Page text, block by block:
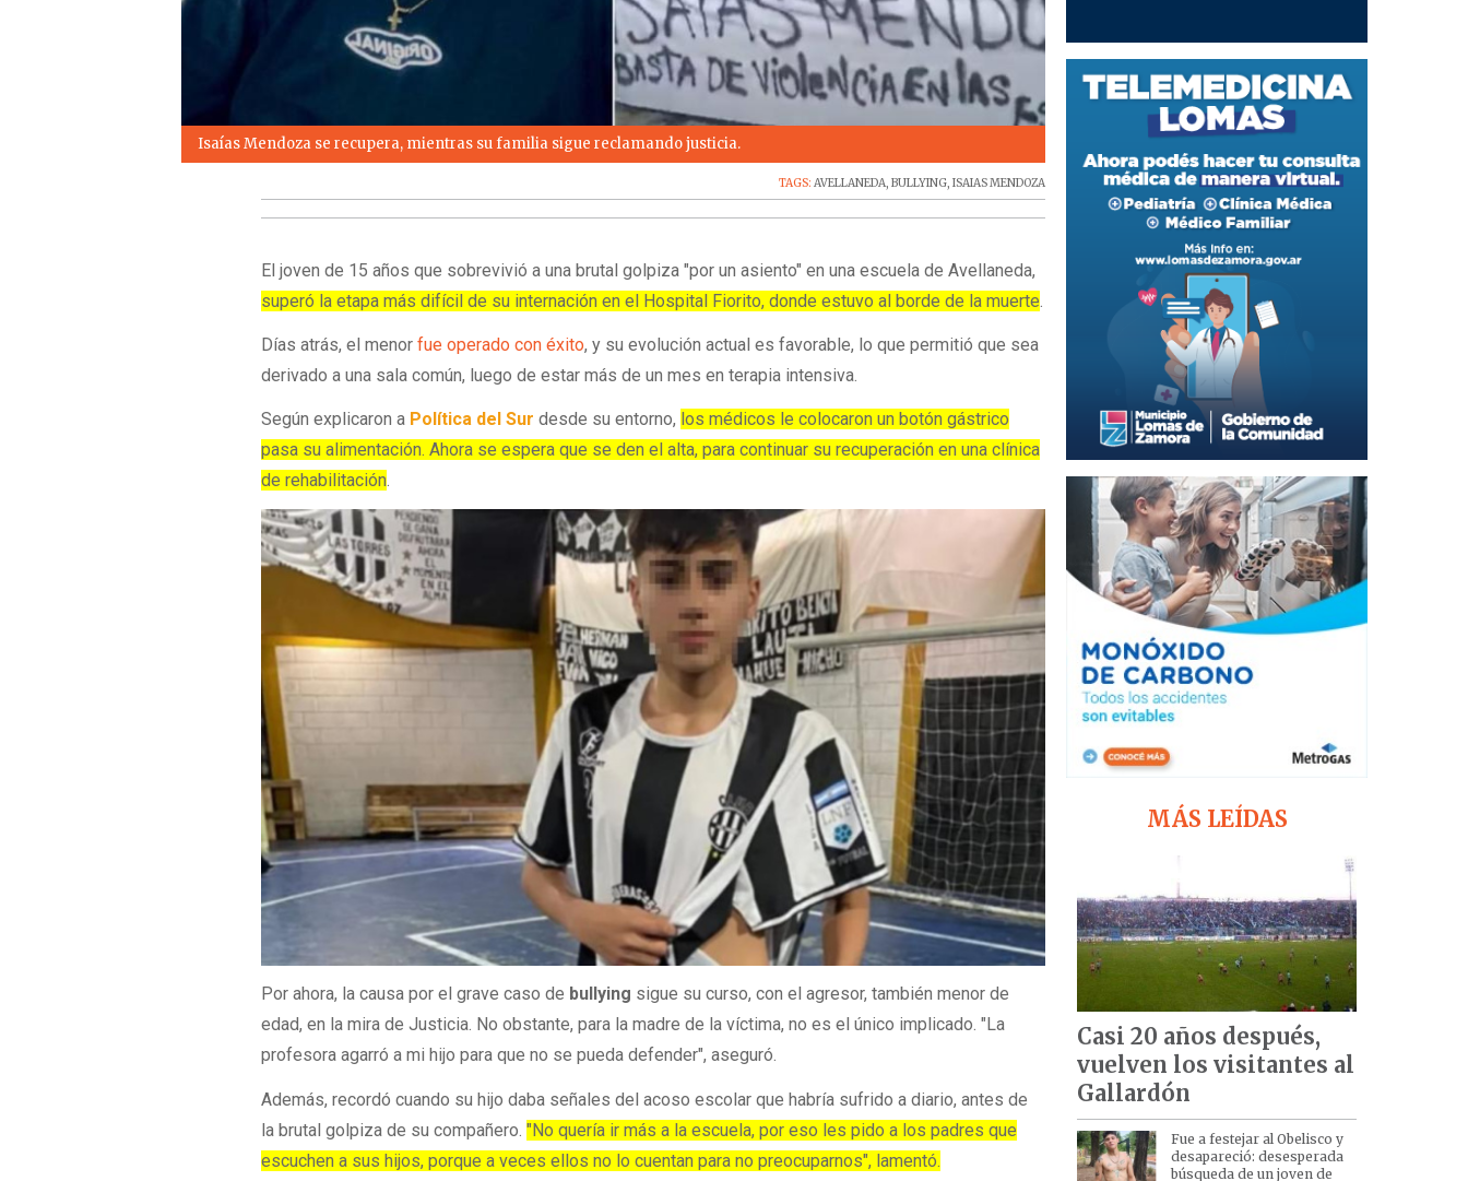
Isaías Mendoza se recupera, mientras su familia sigue reclamando justicia. Isaías Mendoza se recupera, mientras su familia sigue
TAGS:AVELLANEDA,BULLYING,ISAIAS MENDOZA
El joven de 15 años que sobrevivió a una brutal golpiza "por un asiento" en una escuela de Avellaneda,
superó la etapa más difícil de su internación en el Hospital Fiorito, donde estuvo al borde de la muerte.
Días atrás, el menorfue operado con éxito, y su evolución actual es favorable, lo que permitió que sea
derivado a una sala común, luego de estar más de un mes en terapia intensiva.
Según explicaron a Política del Surdesde su entorno, los médicos le colocaron un botón gástrico
pasa su alimentación. Ahora se espera que se den el alta, para continuar su recuperación en una clínica
de rehabilitación.
Por ahora, la causa por el grave caso de bullying sigue su curso, con el agresor, también menor de
edad, en la mira de Justicia. No obstante, para la madre de la víctima, no es el único implicado. "La
profesora agarró a mi hijo para que no se pueda defender", aseguró.
Además, recordó cuando su hijo daba señales del acoso escolar que habría sufrido a diario, antes de
la brutal golpiza de su compañero."No quería ir más a la escuela, por eso les pido a los padres que
escuchen a sus hijos, porque a veces ellos no lo cuentan para no preocuparnos", lamentó.
MÁS LEÍDAS
Casi 20 años después,
vuelven los visitantes al
Gallardón
Fue a festejar al Obelisco y
desapareció: desesperada
búsqueda de un joven de